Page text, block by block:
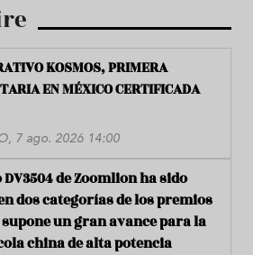
KOSMOS, PRIMERA
EN MÉXICO CERTIFICADA
7 ago. 2026 14:00
de Zoomlion ha sido
dos categorías de los premios
supone un gran avance para la
china de alta potencia